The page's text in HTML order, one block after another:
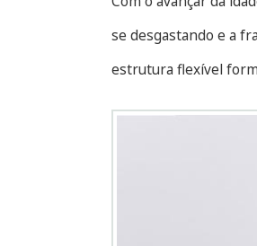
se desgastando e a
estrutura flexível